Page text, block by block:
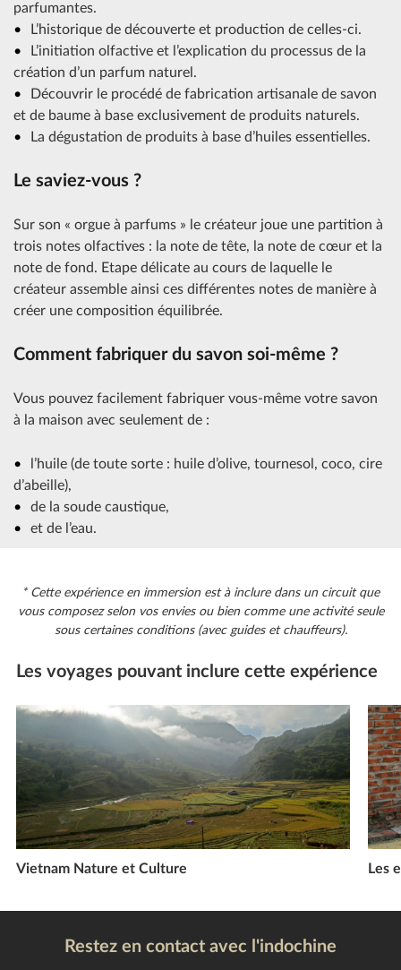
parfumantes.
L’historique de découverte et production de celles-ci.
L’initiation olfactive et l’explication du processus de la
création d’un parfum naturel.
Découvrir le procédé de fabrication artisanale de savon
et de baume à base exclusivement de produits naturels.
La dégustation de produits à base d’huiles essentielles.
Le saviez-vous ?
Sur son « orgue à parfums » le créateur joue une partition à
trois notes olfactives : la note de tête, la note de cœur et la
note de fond. Etape délicate au cours de laquelle le
créateur assemble ainsi ces différentes notes de manière à
créer une composition équilibrée.
Comment fabriquer du savon soi-même ?
Vous pouvez facilement fabriquer vous-même votre savon
à la maison avec seulement de :
l’huile (de toute sorte : huile d’olive, tournesol, coco, cire
d’abeille),
de la soude caustique,
et de l’eau.
* Cette expérience en immersion est à inclure dans un circuit que
vous composez selon vos envies ou bien comme une activité seule
sous certaines conditions (avec guides et chauffeurs).
Les voyages pouvant inclure cette expérience
Vietnam Nature et Culture Les
Restez en contact avec l'indochine